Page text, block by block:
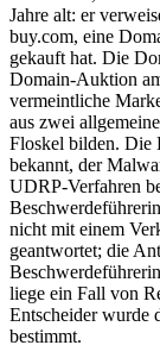
Jahre alt: er
buy.com, eine
gekauft hat. Die
Domain-Auktion
vermeintliche
aus zwei
Floskel bilden. Die
bekannt, der
UDRP-Verfahren
nicht mit einem
geantwortet; die
liege ein Fall von
Entscheider wurde
bestimmt.